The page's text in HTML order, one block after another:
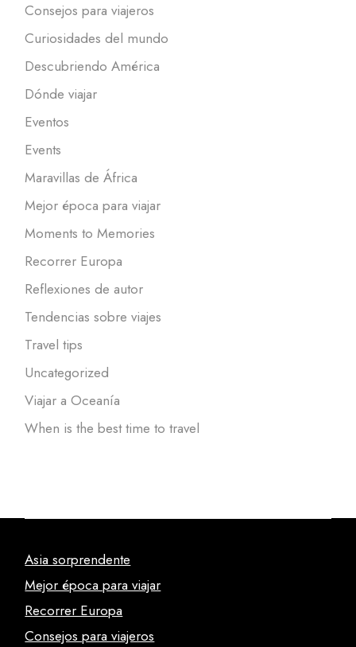
Consejos para viajeros
Curiosidades del mundo
Descubriendo América
Dónde viajar
Eventos
Events
Maravillas de África
Mejor época para viajar
Moments to Memories
Recorrer Europa
Reflexiones de autor
Tendencias sobre viajes
Travel tips
Uncategorized
Viajar a Oceanía
When is the best time to travel
Asia sorprendente
Mejor época para viajar
Recorrer Europa
Consejos para viajeros